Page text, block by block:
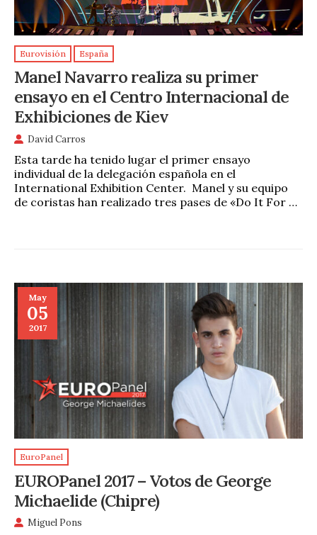
Eurovisión España
Manel Navarro realiza su primer
ensayo en el Centro Internacional de
Exhibiciones de Kiev
David Carros
Esta tarde ha tenido lugar el primer ensayo
individual de la delegación española en el
International Exhibition Center. Manel y su equipo
de coristas han realizado tres pases de «Do It For …
May
05
2017
EuroPanel
EUROPanel 2017 – Votos de George
Michaelide (Chipre)
Miguel Pons